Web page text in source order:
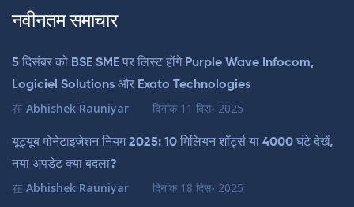
नवीनतम समाचार
5 दिसंबर को BSE SME पर लिस्ट होंगे Purple Wave Infocom,
Logiciel Solutions और Exato Technologies
在 Abhishek Rauniyar दिनांक 11 दिस॰ 2025
यूट्यूब मोनेटाइजेशन नियम 2025: 10 मिलियन शॉर्ट्स या 4000 घंटे देखें,
नया अपडेट क्या बदला?
在 Abhishek Rauniyar दिनांक 18 दिस॰ 2025